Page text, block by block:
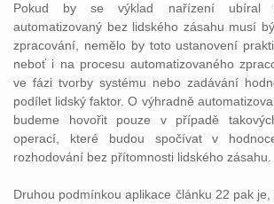
Pokud by se výklad nařízení ubíral
automatizovaný bez lidského zásahu musí
zpracování, nemělo by toto ustanovení
neboť i na procesu automatizovaného
ve fázi tvorby systému nebo zadávání
podílet lidský faktor. O výhradně
budeme hovořit pouze v případě
operací, které budou spočívat v
rozhodování bez přítomnosti lidského zásahu.
Druhou podmínkou aplikace článku 22 pak